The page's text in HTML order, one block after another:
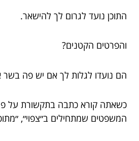
התוכן נועד לגרום לך להישאר.
והפרטים הקטנים?
הם נועדו לגלות לך אם יש פה בשר
כשאתה קורא כתבה בתקשורת על
המשפטים שמתחילים ב״צפוי״,